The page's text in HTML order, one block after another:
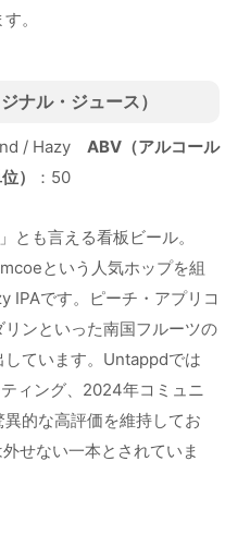
。
ナル・ジュース）
/ Hazy ABV（アルコール
） ：50
も言える看板ビール。
という人気ホップを組
IPAです。ピーチ・アプリコ
ンといった南国フルーツの
ています。Untappdでは
ティング、2024年コミュニ
的な高評価を維持してお
せない一本とされていま